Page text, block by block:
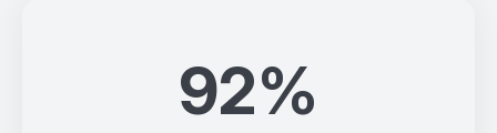
92%